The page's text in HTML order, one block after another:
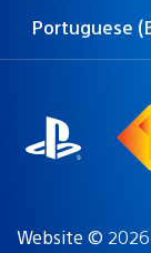
Selecione
uma
Região
atual:
Portuguese
Website ©